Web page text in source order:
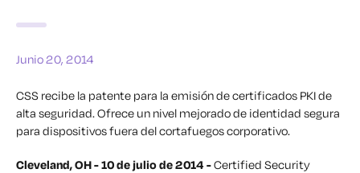
Junio 20, 2014
CSS recibe la patente para la emisión de certificados PKI de
alta seguridad. Ofrece un nivel mejorado de identidad segura
para dispositivos fuera del cortafuegos corporativo.
Cleveland, OH - 10 de julio de 2014 -Certified Security